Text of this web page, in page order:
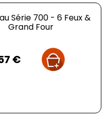
Série 700 - 6 Feux &
Grand Four
€